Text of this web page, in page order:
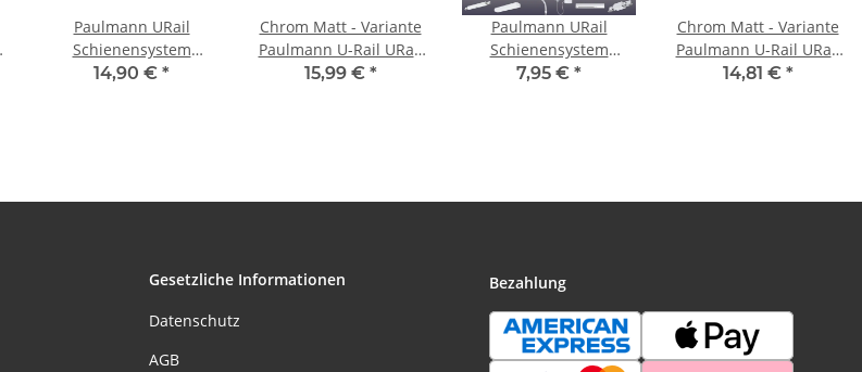
Paulmann URail
Schienensystem
Light&Easy Linien
14,90 € *
Chrom Matt - Variante
Paulmann U-Rail URail
230V Schienensystem
15,99 € *
Paulmann URail
Schienensystem
Light&Easy MAX
7,95 € *
Chrom Matt - Variante
Paulmann U-Rail URail
230V Schienensystem
14,81 € *
Gesetzliche Informationen
Datenschutz
AGB
Bezahlung